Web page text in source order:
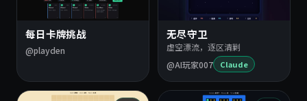
每日卡牌挑战
@playden
无尽守卫
虚空漂流，逐区清剿
@AI玩家007
Claude